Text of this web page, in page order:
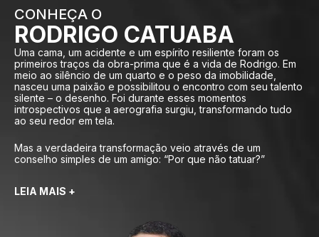
CONHEÇA O
RODRIGO CATUABA
Uma cama, um acidente e um espírito resiliente foram os
primeiros traços da obra-prima que é a vida de Rodrigo. Em
meio ao silêncio de um quarto e o peso da imobilidade,
nasceu uma paixão e possibilitou o encontro com seu talento
silente – o desenho. Foi durante esses momentos
introspectivos que a aerografia surgiu, transformando tudo
ao seu redor em tela.
Mas a verdadeira transformação veio através de um
conselho simples de um amigo: “Por que não tatuar?”
LEIA MAIS +